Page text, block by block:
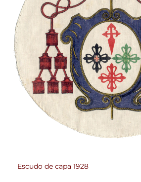
Escudo de capa 1928